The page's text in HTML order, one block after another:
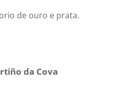
de ouro e prata.
da Cova